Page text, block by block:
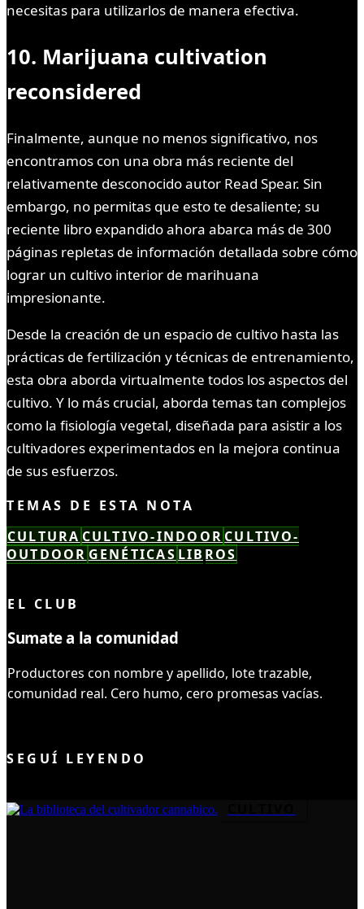
necesitas para utilizarlos de manera efectiva.
10. Marijuana cultivation
reconsidered
Finalmente, aunque no menos significativo, nos
encontramos con una obra más reciente del
relativamente desconocido autor Read Spear. Sin
embargo, no permitas que esto te desaliente; su
reciente libro expandido ahora abarca más de 300
páginas repletas de información detallada sobre cómo
lograr un cultivo interior de marihuana
impresionante.
Desde la creación de un espacio de cultivo hasta las
prácticas de fertilización y técnicas de entrenamiento,
esta obra aborda virtualmente todos los aspectos del
cultivo. Y lo más crucial, aborda temas tan complejos
como la fisiología vegetal, diseñada para asistir a los
cultivadores experimentados en la mejora continua
de sus esfuerzos.
TEMAS DE ESTA NOTA
CULTURA CULTIVO-INDOOR CULTIVO-
OUTDOOR GENÉTICAS LIBROS
EL CLUB
Sumate a la comunidad
Productores con nombre y apellido, lote trazable,
comunidad real. Cero humo, cero promesas vacías.
SEGUÍ LEYENDO